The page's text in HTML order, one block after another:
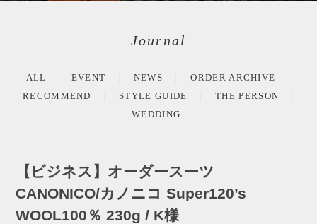
Journal
ALL EVENT NEWS
ORDER ARCHIVE
RECOMMEND
STYLE GUIDE
THE PERSON
WEDDING
【ビジネス】オーダースーツ
CANONICO/カノニコ Super120’s
WOOL100％ 230g / K様